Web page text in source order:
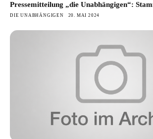
Pressemitteilung „die Unabhängigen“:
DIE UNABHÄNGIGEN 20. MAI 2024